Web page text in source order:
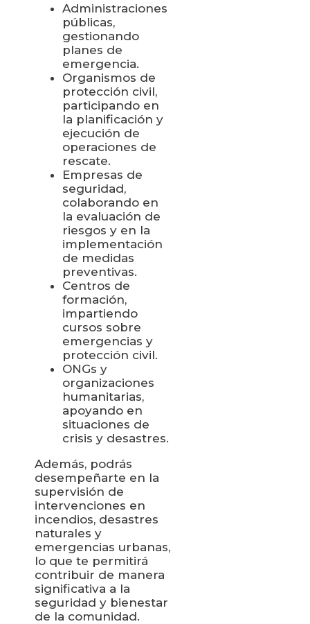
Administraciones
públicas,
gestionando
planes de
emergencia.
Organismos de
protección civil,
participando en
la planificación y
ejecución de
operaciones de
rescate.
Empresas de
seguridad,
colaborando en
la evaluación de
riesgos y en la
implementación
de medidas
preventivas.
Centros de
formación,
impartiendo
cursos sobre
emergencias y
protección civil.
ONGs y
organizaciones
humanitarias,
apoyando en
situaciones de
crisis y desastres.
Además, podrás
desempeñarte en la
supervisión de
intervenciones en
incendios, desastres
naturales y
emergencias urbanas,
lo que te permitirá
contribuir de manera
significativa a la
seguridad y bienestar
de la comunidad.